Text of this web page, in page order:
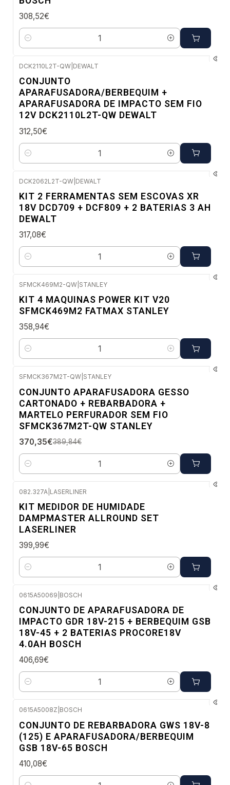
308,52€
Quantidade
DCK2110L2T-QW DEWALT
CONJUNTO
APARAFUSADORA/BERBEQUIM +
APARAFUSADORA DE IMPACTO SEM FIO
12V DCK2110L2T-QW DEWALT
312,50€
Quantidade
DCK2062L2T-QW DEWALT
KIT 2 FERRAMENTAS SEM ESCOVAS XR
18V DCD709 + DCF809 + 2 BATERIAS 3 AH
DEWALT
317,08€
Quantidade
SFMCK469M2-QW STANLEY
KIT 4 MAQUINAS POWER KIT V20
SFMCK469M2 FATMAX STANLEY
358,94€
Quantidade
DESC.
Envio imediato
SFMCK367M2T-QW STANLEY
CONJUNTO APARAFUSADORA GESSO
CARTONADO + REBARBADORA +
MARTELO PERFURADOR SEM FIO
SFMCK367M2T-QW STANLEY
370,35€389,84€
Quantidade
082.327A LASERLINER
KIT MEDIDOR DE HUMIDADE
DAMPMASTER ALLROUND SET
LASERLINER
399,99€
Quantidade
0615A50069 BOSCH
CONJUNTO DE APARAFUSADORA DE
IMPACTO GDR 18V-215 + BERBEQUIM GSB
18V-45 + 2 BATERIAS PROCORE18V
4.0AH BOSCH
406,69€
Quantidade
0615A5008Z BOSCH
CONJUNTO DE REBARBADORA GWS 18V-8
(125) E APARAFUSADORA/BERBEQUIM
GSB 18V-65 BOSCH
410,08€